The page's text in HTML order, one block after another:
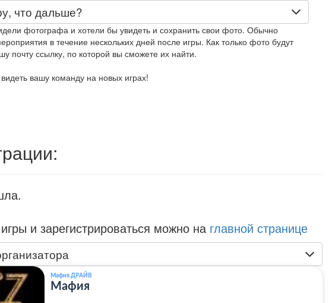
что дальше?
фотографа и хотели бы увидеть и сохранить свои фото. Обычно
в течение нескольких дней после игры. Как только фото будут
почту ссылку, по которой вы сможете их найти.
вашу команду на новых играх!
и зарегистрироваться можно на главной странице
Мафия ДРАЙВ
Мафия